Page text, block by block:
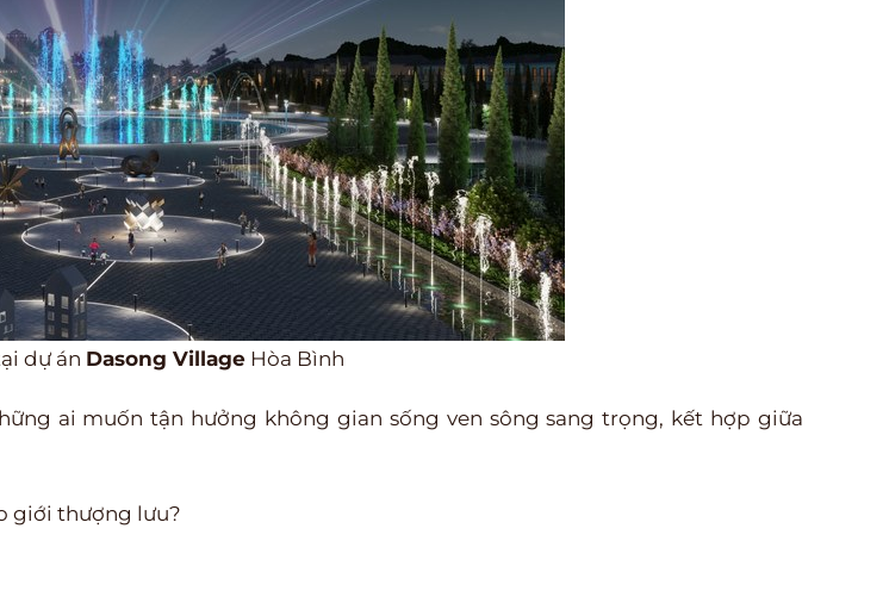
dự án Dasong VillageHòa Bình
ai muốn tận hưởng không gian sống ven sông sang trọng, kết hợp giữa
giới thượng lưu?